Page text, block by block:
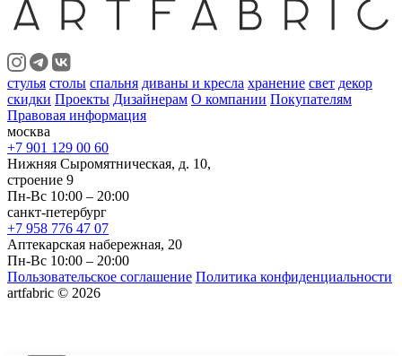
стулья столы спальня диваны и кресла хранение свет декор
скидки Проекты Дизайнерам О компании Покупателям
Правовая информация
москва
+7 901 129 00 60
Нижняя Сыромятническая, д. 10,
строение 9
Пн-Вс 10:00 – 20:00
санкт-петербург
+7 958 776 47 07
Аптекарская набережная, 20
Пн-Вс 10:00 – 20:00
Пользовательское соглашение Политика конфиденциальности
artfabric © 2026